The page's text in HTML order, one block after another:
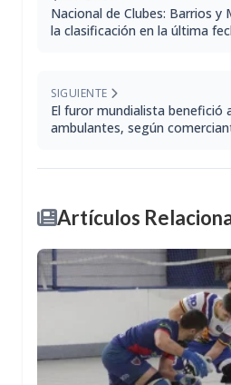
Nacional de Clubes: Barrios y
la clasificación en la última
SIGUIENTE
El furor mundialista benefició
ambulantes, según
Artículos